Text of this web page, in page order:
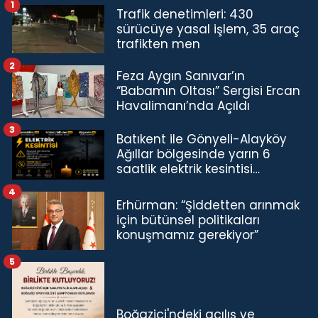
Trafik denetimleri: 430
sürücüye yasal işlem, 35 araç
trafikten men
1
Feza Aygın Sanıvar’ın
“Babamın Oltası” Sergisi Ercan
Havalimanı’nda Açıldı
2
Batıkent ile Gönyeli-Alayköy
Ağıllar bölgesinde yarın 6
saatlik elektrik kesintisi…
3
Erhürman: “Şiddetten arınmak
için bütünsel politikaları
konuşmamız gerekiyor”
4
5